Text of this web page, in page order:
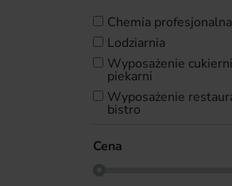
chemia profesjonalna
lodziarnia
wyposażenie cukierni i
piekarni
wyposażenie restauracji i
bistro
Cena